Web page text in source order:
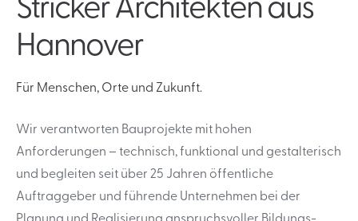
Hannover
Für Menschen, Orte und Zukunft.
Wir verantworten Bauprojekte mit hohen
Anforderungen – technisch, funktional und gestalterisch
und begleiten seit über 25 Jahren öffentliche
Auftraggeber und führende Unternehmen bei der
Planung und Realisierung anspruchsvoller Bildungs-,